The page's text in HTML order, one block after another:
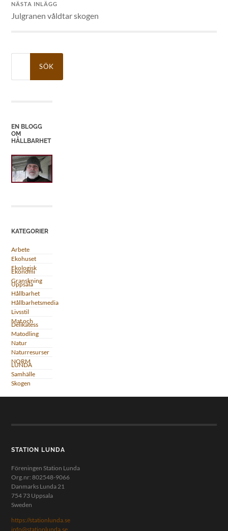
NÄSTA INLÄGG
Julgranen våldtar skogen
EN BLOGG
OM
HÅLLBARHET
KATEGORIER
Arbete
Ekohuset
Ekologisk
Ekonomi
Granskning
Uppsala
Hållbarhet
Hållbarhetsmedia
Livsstil
Mat och
Delikatess
Matodling
Natur
Naturresurser
NORM
LUNDA
Samhälle
Skogen
STATION LUNDA
Föreningen Station Lunda
Org.nr: 802548-9066
Danmarks Lunda 21
754 73 Uppsala
Sweden
https://stationlunda.se
info@stationlunda.se